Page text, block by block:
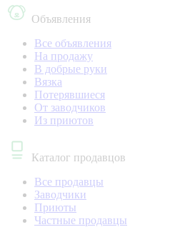
Объявления
Все объявления
На продажу
В добрые руки
Вязка
Потерявшиеся
От заводчиков
Из приютов
Каталог продавцов
Все продавцы
Заводчики
Приюты
Частные продавцы